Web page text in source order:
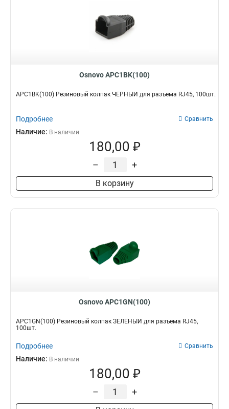
Osnovo APC1BK(100)
APC1BK(100) Резиновый колпак ЧЁРНЫЙ для разъема RJ45, 100шт.
Подробнее Сравнить
Наличие: В наличии
180,00 ₽
– +
В корзину
Osnovo APC1GN(100)
APC1GN(100) Резиновый колпак ЗЕЛЁНЫЙ для разъема RJ45,
100шт.
Подробнее Сравнить
Наличие: В наличии
180,00 ₽
– +